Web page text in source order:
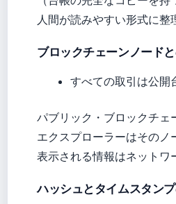
人間が読みやすい形式に
ブロックチェーンノード
すべての取引は公開
パブリック・ブロックチェ
エクスプローラーはその
表示される情報はネットワ
ハッシュとタイムスタン